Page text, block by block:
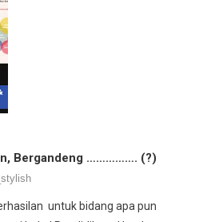
Bergandeng ……………. (?)
untuk bidang apa pun